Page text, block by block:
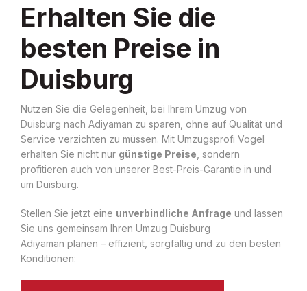
Erhalten Sie die
besten Preise in
Duisburg
Nutzen Sie die Gelegenheit, bei Ihrem Umzug von
Duisburg nach Adiyaman zu sparen, ohne auf Qualität und
Service verzichten zu müssen. Mit Umzugsprofi Vogel
erhalten Sie nicht nur günstige Preise , sondern
profitieren auch von unserer Best-Preis-Garantie in und
um Duisburg.
Stellen Sie jetzt eine unverbindliche Anfrage und lassen
Sie uns gemeinsam Ihren Umzug Duisburg
Adiyaman planen – effizient, sorgfältig und zu den besten
Konditionen: